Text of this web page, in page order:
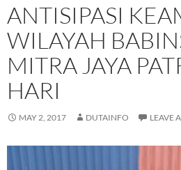
ANTISIPASI
WILAYAH
MITRA JAYA
HARI
MAY 2, 2017 DUTAINFO LEAVE